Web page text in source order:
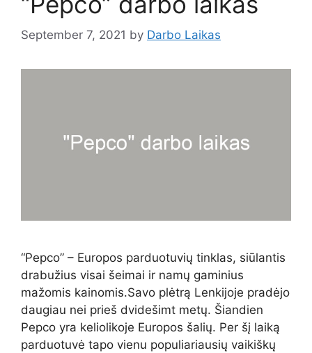
September 7, 2021 by Darbo Laikas
“Pepco” – Europos parduotuvių tinklas, siūlantis
drabužius visai šeimai ir namų gaminius
mažomis kainomis.Savo plėtrą Lenkijoje pradėjo
daugiau nei prieš dvidešimt metų. Šiandien
Pepco yra keliolikoje Europos šalių. Per šį laiką
parduotuvė tapo vienu populiariausių vaikiškų